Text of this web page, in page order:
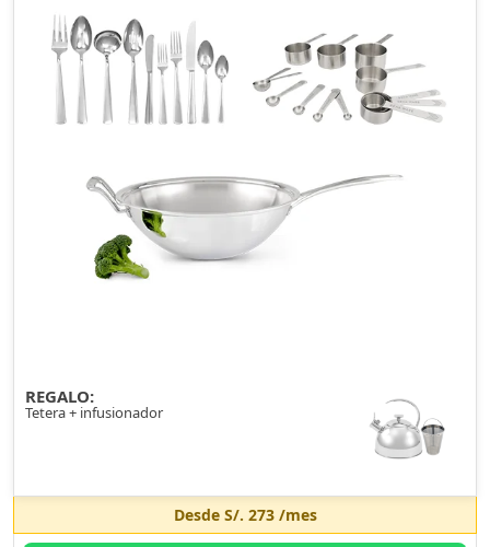
REGALO:
Tetera + infusionador
Desde S/. 273/mes